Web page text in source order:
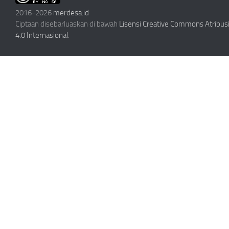
2016-2026 merdesa.id
Ciptaan disebarluaskan di bawah Lisensi Creative Commons
4.0 Internasional.